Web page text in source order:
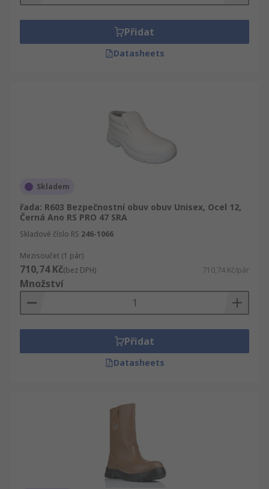
Přidat
Datasheets
Skladem
řada: R603 Bezpečnostní obuv obuv Unisex, Ocel 12,
Černá Ano RS PRO 47 SRA
Skladové číslo RS 246-1066
Mezisoučet (1 pár)
710,74 Kč(bez DPH) 710,74 Kč/pár
Množství
Přidat
Datasheets